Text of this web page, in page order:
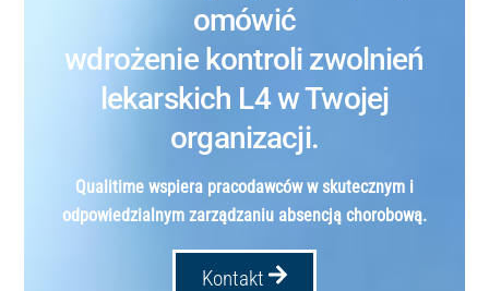
omówić
wdrożenie kontroli zwolnień
lekarskich L4 w Twojej
organizacji.
Qualitime wspiera pracodawców w skutecznym i
odpowiedzialnym zarządzaniu absencją chorobową.
Kontakt